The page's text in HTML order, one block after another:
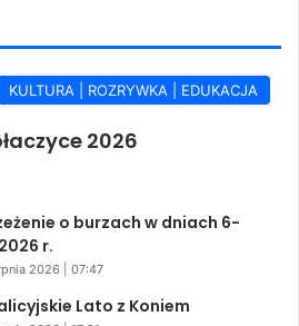
KULTURA | ROZRYWKA | EDUKACJA
2026
o burzach w dniach 6-
r.
2026 | 07:47
Lato z Koniem